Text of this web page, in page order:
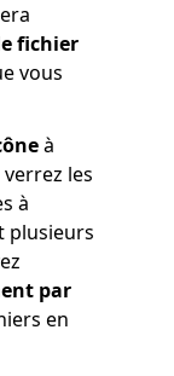
fichier
vous
à
les
à
plusieurs
par
en